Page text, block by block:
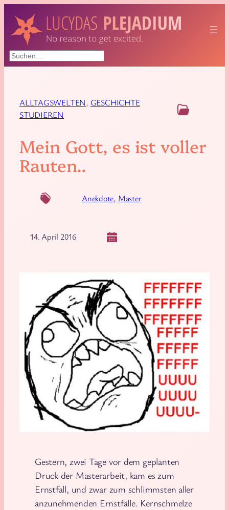
Suchen
ALLTAGSWELTEN, GESCHICHTE
STUDIEREN
Mein Gott, es ist voller
Rauten..
14. April 2016
Anekdote, Master
Gestern, zwei Tage vor dem geplanten
Druck der Masterarbeit, kam es zum
Ernstfall, und zwar zum schlimmsten aller
anzunehmenden Ernstfälle. Kernschmelze